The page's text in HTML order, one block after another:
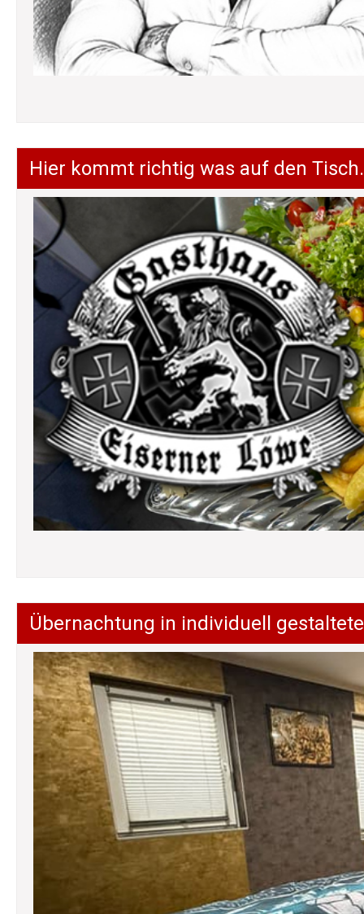
Hier kommt richtig was auf den Tisch.
Übernachtung in individuell